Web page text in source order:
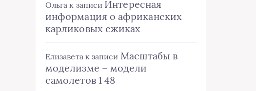
Ольга к записи Интересная
информация о африканских
карликовых ежиках
Елизаветак записи Масштабы в
моделизме – модели
самолетов 1 48